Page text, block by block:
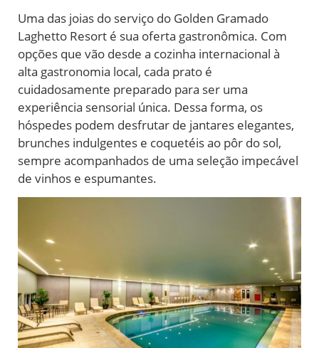
Uma das joias do serviço do Golden Gramado
Laghetto Resort é sua oferta gastronômica. Com
opções que vão desde a cozinha internacional à
alta gastronomia local, cada prato é
cuidadosamente preparado para ser uma
experiência sensorial única. Dessa forma, os
hóspedes podem desfrutar de jantares elegantes,
brunches indulgentes e coquetéis ao pôr do sol,
sempre acompanhados de uma seleção impecável
de vinhos e espumantes.